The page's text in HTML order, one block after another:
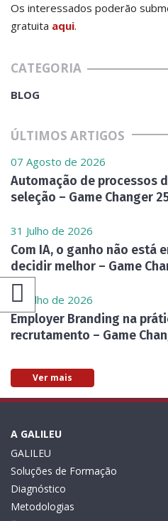
Os interessados poderão
gratuita aqui.
CATEGORIA
BLOG
ÚLTIMOS ARTIGOS
07 Agosto de 2026
Automação de processos
seleção – Game Changer
31 Julho de 2026
Com IA, o ganho não está
decidir melhor – Game
24 Julho de 2026
Employer Branding na
recrutamento – Game
Ver mais
A GALILEU
GALILEU
Soluções de Formação
Diagnóstico
Metodologias